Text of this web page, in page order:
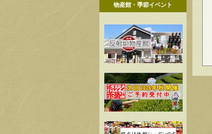
物産館・季節イベント